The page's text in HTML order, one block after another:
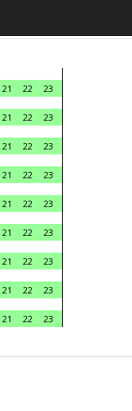
21 22
23
21 22
23
21 22
23
21 22
23
21 22
23
21 22
23
21 22
23
21 22
23
21 22
23